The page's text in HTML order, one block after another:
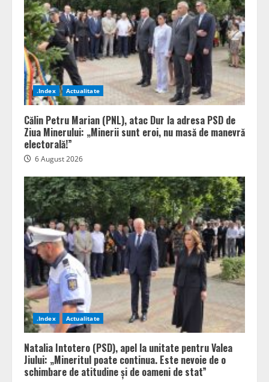
.Index Actualitate
Călin Petru Marian (PNL), atac Dur la adresa PSD de
Ziua Minerului: „Minerii sunt eroi, nu masă de manevră
electorală!”
6 August 2026
.Index Actualitate
Natalia Intotero (PSD), apel la unitate pentru Valea
Jiului: „Mineritul poate continua. Este nevoie de o
schimbare de atitudine și de oameni de stat”